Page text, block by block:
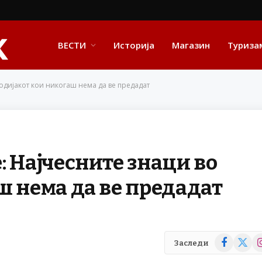
ВЕСТИ Историја Магазин
кои никогаш нема да ве предадат
знаци во
нема да ве предадат
Заследи Facebook
X